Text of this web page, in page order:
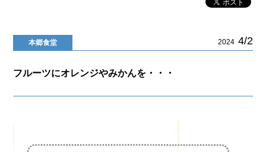
本郷食堂 2024 4/2
フルーツにオレンジやみかんを・・・